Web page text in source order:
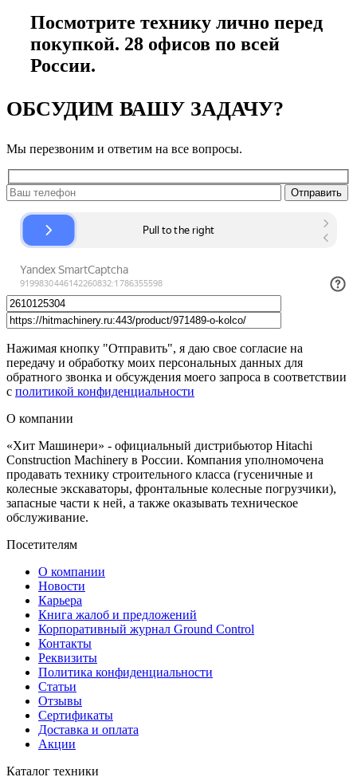
Посмотрите технику лично перед
покупкой. 28 офисов по всей
России.
ОБСУДИМ ВАШУ ЗАДАЧУ?
Мы перезвоним и ответим на все вопросы.
Нажимая кнопку "Отправить", я даю свое согласие на
передачу и обработку моих персональных данных для
обратного звонка и обсуждения моего запроса в соответствии
с политикой конфиденциальности
О компании
«Хит Машинери» - официальный дистрибьютор Hitachi
Construction Machinery в России. Компания уполномочена
продавать технику строительного класса (гусеничные и
колесные экскаваторы, фронтальные колесные погрузчики),
запасные части к ней, а также оказывать техническое
обслуживание.
Посетителям
О компании
Новости
Карьера
Книга жалоб и предложений
Корпоративный журнал Ground Control
Контакты
Реквизиты
Политика конфиденциальности
Статьи
Отзывы
Сертификаты
Доставка и оплата
Акции
Каталог техники